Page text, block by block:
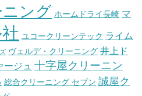
ング ホームドライ長崎 マ
ユコークリーンテック ライム
ヴェルデ・クリーニング 井上ド
ジュ 十字屋クリーニン
総合クリーニング セブン 誠屋ク